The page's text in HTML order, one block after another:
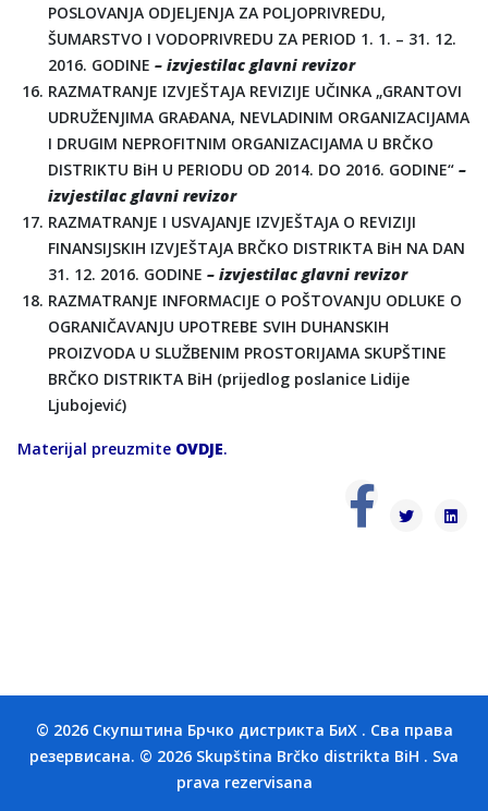
POSLOVANJA ODJELJENJA ZA POLJOPRIVREDU,
ŠUMARSTVO I VODOPRIVREDU ZA PERIOD 1. 1. – 31. 12.
2016. GODINE – izvjestilac glavni revizor
RAZMATRANJE IZVJEŠTAJA REVIZIJE UČINKA „GRANTOVI
UDRUŽENJIMA GRAĐANA, NEVLADINIM ORGANIZACIJAMA
I DRUGIM NEPROFITNIM ORGANIZACIJAMA U BRČKO
DISTRIKTU BiH U PERIODU OD 2014. DO 2016. GODINE“ –
izvjestilac glavni revizor
RAZMATRANJE I USVAJANJE IZVJEŠTAJA O REVIZIJI
FINANSIJSKIH IZVJEŠTAJA BRČKO DISTRIKTA BiH NA DAN
31. 12. 2016. GODINE – izvjestilac glavni revizor
RAZMATRANJE INFORMACIJE O POŠTOVANJU ODLUKE O
OGRANIČAVANJU UPOTREBE SVIH DUHANSKIH
PROIZVODA U SLUŽBENIM PROSTORIJAMA SKUPŠTINE
BRČKO DISTRIKTA BiH (prijedlog poslanice Lidije
Ljubojević)
Materijal preuzmite OVDJE.
© 2026 Скупштина Брчко дистрикта БиХ . Сва права
резервисана. © 2026 Skupština Brčko distrikta BiH . Sva
prava rezervisana